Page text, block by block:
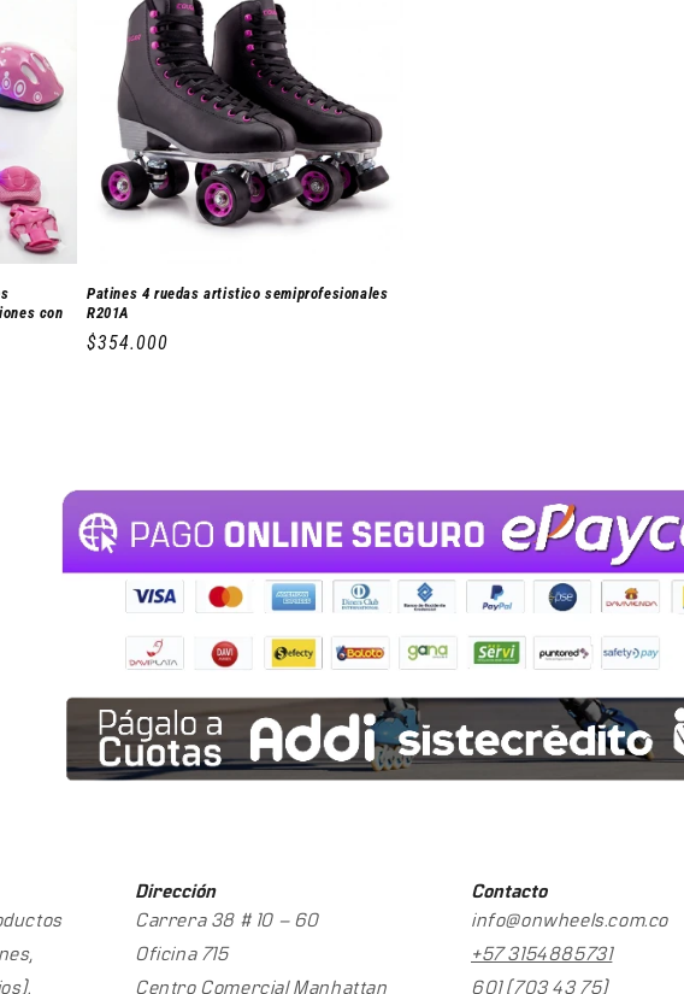
con
Patines 4 ruedas artistico semiprofesionales
R201A
Precio
$354.000
Dirección
Carrera 38 # 10 – 60
Oficina 715
Centro Comercial Manhattan
Contacto
info@onwheels.com.co
+57 3154885731
601 (703 43 75)